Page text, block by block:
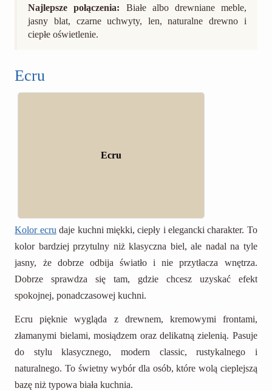
Najlepsze połączenia: Białe albo drewniane meble,
jasny blat, czarne uchwyty, len, naturalne drewno i
ciepłe oświetlenie.
Ecru
Ecru
Kolor ecru daje kuchni miękki, ciepły i elegancki charakter. To
kolor bardziej przytulny niż klasyczna biel, ale nadal na tyle
jasny, że dobrze odbija światło i nie przytłacza wnętrza.
Dobrze sprawdza się tam, gdzie chcesz uzyskać efekt
spokojnej, ponadczasowej kuchni.
Ecru pięknie wygląda z drewnem, kremowymi frontami,
złamanymi bielami, mosiądzem oraz delikatną zielenią. Pasuje
do stylu klasycznego, modern classic, rustykalnego i
naturalnego. To świetny wybór dla osób, które wolą cieplejszą
bazę niż typowa biała kuchnia.